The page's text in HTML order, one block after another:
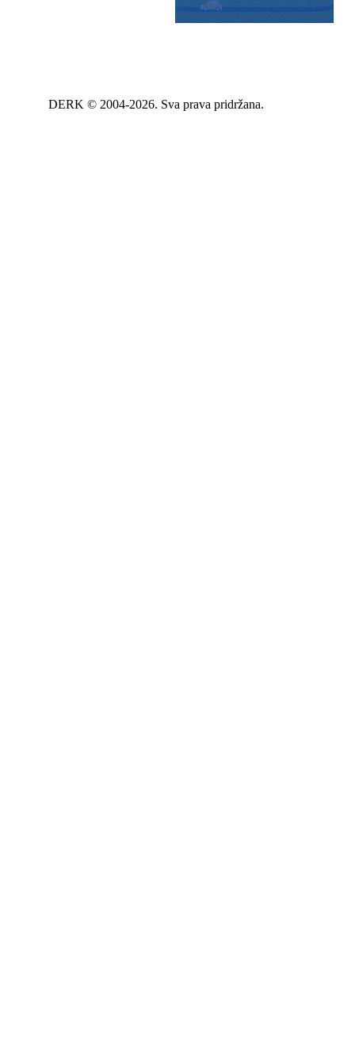
DERK © 2004-2026. Sva prava pridržana.